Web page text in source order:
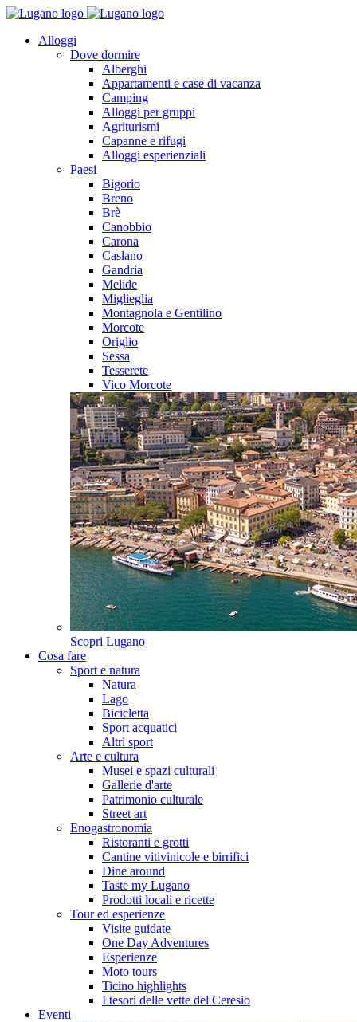
Alloggi
Dove dormire
Alberghi
Appartamenti e case di vacanza
Camping
Alloggi per gruppi
Agriturismi
Capanne e rifugi
Alloggi esperienziali
Paesi
Bigorio
Breno
Brè
Canobbio
Carona
Caslano
Gandria
Melide
Miglieglia
Montagnola e Gentilino
Morcote
Origlio
Sessa
Tesserete
Vico Morcote
Scopri Lugano
Cosa fare
Sport e natura
Natura
Lago
Bicicletta
Sport acquatici
Altri sport
Arte e cultura
Musei e spazi culturali
Gallerie d'arte
Patrimonio culturale
Street art
Enogastronomia
Ristoranti e grotti
Cantine vitivinicole e birrifici
Dine around
Taste my Lugano
Prodotti locali e ricette
Tour ed esperienze
Visite guidate
One Day Adventures
Esperienze
Moto tours
Ticino highlights
I tesori delle vette del Ceresio
Eventi